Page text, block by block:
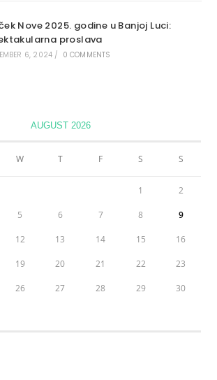
Nove 2025. godine u Banjoj Luci:
proslava
6, 2024 / 0 COMMENTS
AUGUST 2026
W T F S S
1 2
5 6 7 8 9
12 13 14 15 16
19 20 21 22 23
26 27 28 29 30